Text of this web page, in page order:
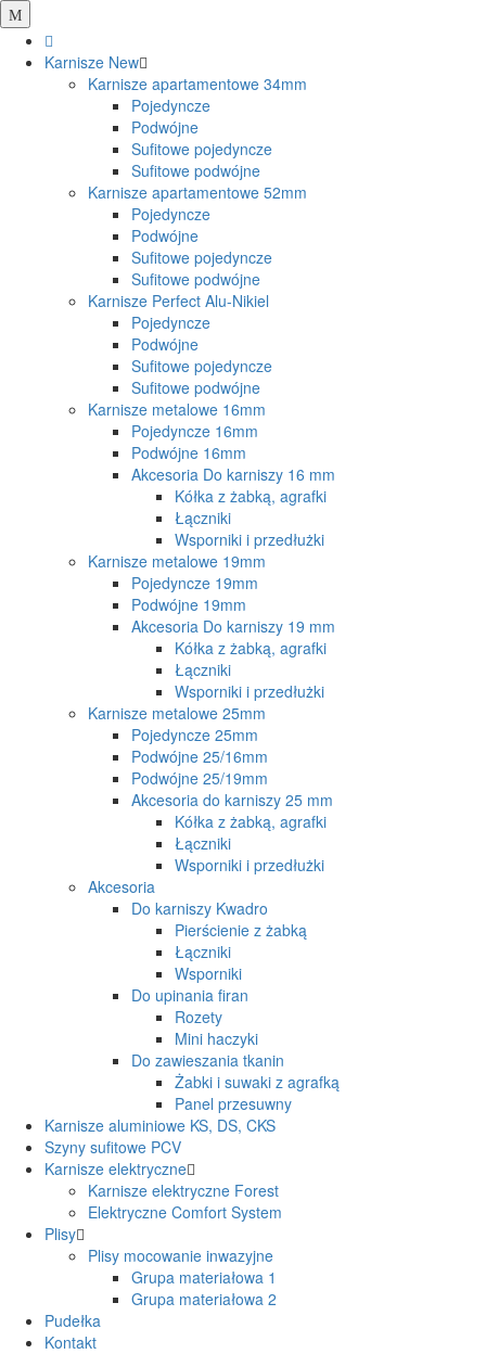
Karnisze New
Karnisze apartamentowe 34mm
Pojedyncze
Podwójne
Sufitowe pojedyncze
Sufitowe podwójne
Karnisze apartamentowe 52mm
Pojedyncze
Podwójne
Sufitowe pojedyncze
Sufitowe podwójne
Karnisze Perfect Alu-Nikiel
Pojedyncze
Podwójne
Sufitowe pojedyncze
Sufitowe podwójne
Karnisze metalowe 16mm
Pojedyncze 16mm
Podwójne 16mm
Akcesoria Do karniszy 16 mm
Kółka z żabką, agrafki
Łączniki
Wsporniki i przedłużki
Karnisze metalowe 19mm
Pojedyncze 19mm
Podwójne 19mm
Akcesoria Do karniszy 19 mm
Kółka z żabką, agrafki
Łączniki
Wsporniki i przedłużki
Karnisze metalowe 25mm
Pojedyncze 25mm
Podwójne 25/16mm
Podwójne 25/19mm
Akcesoria do karniszy 25 mm
Kółka z żabką, agrafki
Łączniki
Wsporniki i przedłużki
Akcesoria
Do karniszy Kwadro
Pierścienie z żabką
Łączniki
Wsporniki
Do upinania firan
Rozety
Mini haczyki
Do zawieszania tkanin
Żabki i suwaki z agrafką
Panel przesuwny
Karnisze aluminiowe KS, DS, CKS
Szyny sufitowe PCV
Karnisze elektryczne
Karnisze elektryczne Forest
Elektryczne Comfort System
Plisy
Plisy mocowanie inwazyjne
Grupa materiałowa 1
Grupa materiałowa 2
Pudełka
Kontakt